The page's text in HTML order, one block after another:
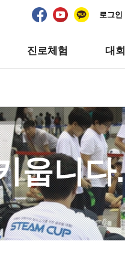
로그인
진로체험 대회
웁니다.